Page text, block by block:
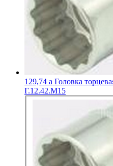
129,74 a Головка
Г.12.42.М15